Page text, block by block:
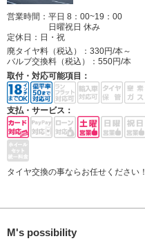
営業時間：平日 8：00~19：00
日曜祝日 休み
定休日： 日・祝
廃タイヤ料（税込）： 330円/本～
バルブ交換料（税込）： 550円/本
取付・対応可能項目：
支払・サービス：
タイヤ交換の事ならお任せください！
M's possibility